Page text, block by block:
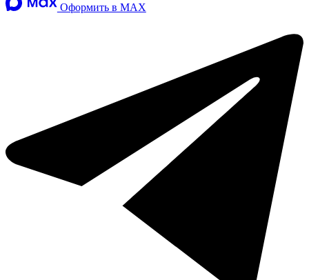
Оформить в MAX